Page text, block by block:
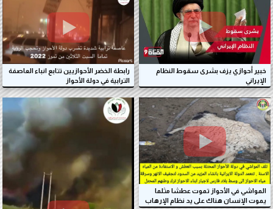
خبير أحوازي يزف بشرى سقوط النظام
الإيراني
رابطة الخضر الأحوازيين تتابع انباء العاصفة
الترابية في دولة الأحواز
المواشي في الأحواز تموت عطشا مثلما
يموت الإنسان هناك على يد نظام الإرهاب